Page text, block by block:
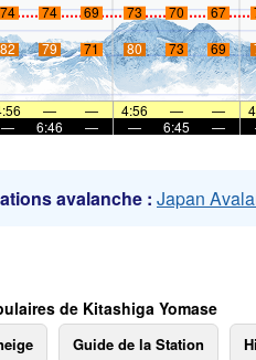
74 74 69 73 70 67
82
79 71 80 73 69
— — 4:56 — —
—
6:46 — — 6:45 —
avalanche : Japan
de Kitashiga Yomase
Guide de la Station